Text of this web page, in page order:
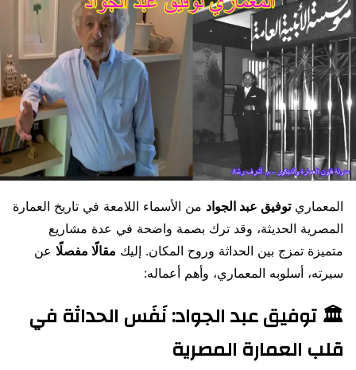
المعماريتوفيق عبد الجواد من الأسماء اللامعة في تاريخ العمارة
المصرية الحديثة، وقد ترك بصمة واضحة في عدة مشاريع
متميزة تمزج بين الحداثة وروح المكان. إليك مقالًا مفصلًا عن
سيرته، أسلوبه المعماري، وأهم أعماله:
🏛️ توفيق عبد الجواد: نَفَس الحداثة في
قلب العمارة المصرية